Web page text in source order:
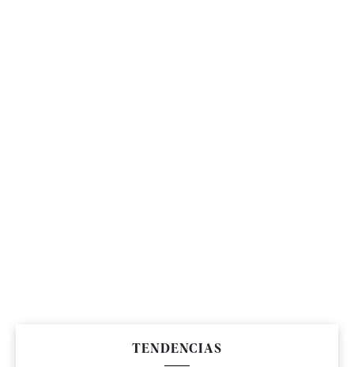
TENDENCIAS